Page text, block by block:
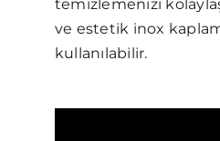
temizlemenizi
ve estetik inox
kullanılabilir.